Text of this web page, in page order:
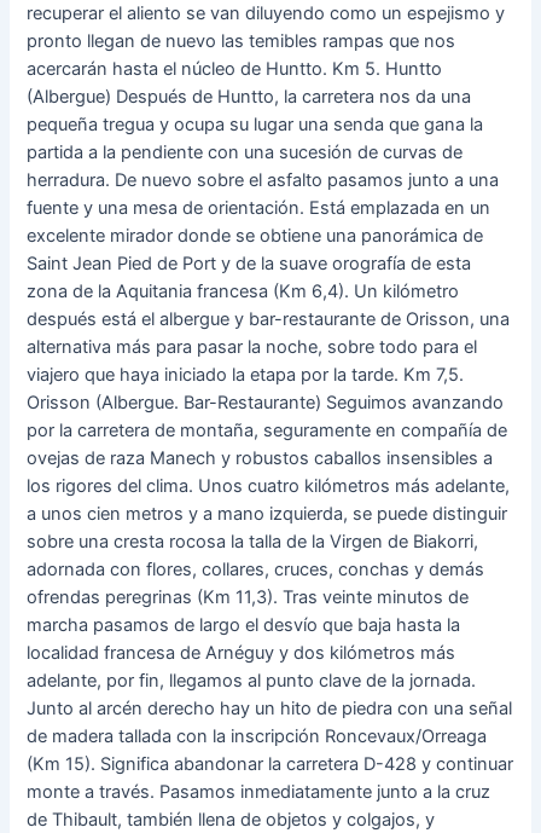
recuperar el aliento se van diluyendo como un espejismo y
pronto llegan de nuevo las temibles rampas que nos
acercarán hasta el núcleo de Huntto. Km 5. Huntto
(Albergue) Después de Huntto, la carretera nos da una
pequeña tregua y ocupa su lugar una senda que gana la
partida a la pendiente con una sucesión de curvas de
herradura. De nuevo sobre el asfalto pasamos junto a una
fuente y una mesa de orientación. Está emplazada en un
excelente mirador donde se obtiene una panorámica de
Saint Jean Pied de Port y de la suave orografía de esta
zona de la Aquitania francesa (Km 6,4). Un kilómetro
después está el albergue y bar-restaurante de Orisson, una
alternativa más para pasar la noche, sobre todo para el
viajero que haya iniciado la etapa por la tarde. Km 7,5.
Orisson (Albergue. Bar-Restaurante) Seguimos avanzando
por la carretera de montaña, seguramente en compañía de
ovejas de raza Manech y robustos caballos insensibles a
los rigores del clima. Unos cuatro kilómetros más adelante,
a unos cien metros y a mano izquierda, se puede distinguir
sobre una cresta rocosa la talla de la Virgen de Biakorri,
adornada con flores, collares, cruces, conchas y demás
ofrendas peregrinas (Km 11,3). Tras veinte minutos de
marcha pasamos de largo el desvío que baja hasta la
localidad francesa de Arnéguy y dos kilómetros más
adelante, por fin, llegamos al punto clave de la jornada.
Junto al arcén derecho hay un hito de piedra con una señal
de madera tallada con la inscripción Roncevaux/Orreaga
(Km 15). Significa abandonar la carretera D-428 y continuar
monte a través. Pasamos inmediatamente junto a la cruz
de Thibault, también llena de objetos y colgajos, y